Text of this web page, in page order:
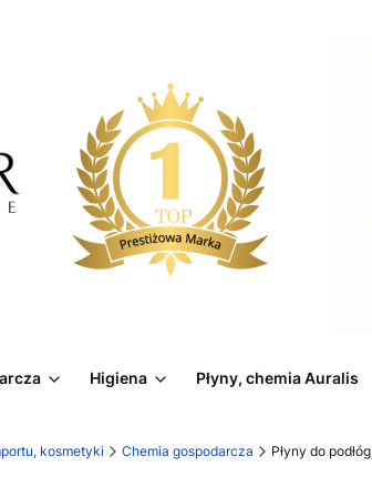
Higiena Płyny, chemia Auralis
kosmetyki Chemia gospodarcza Płyny do podłóg